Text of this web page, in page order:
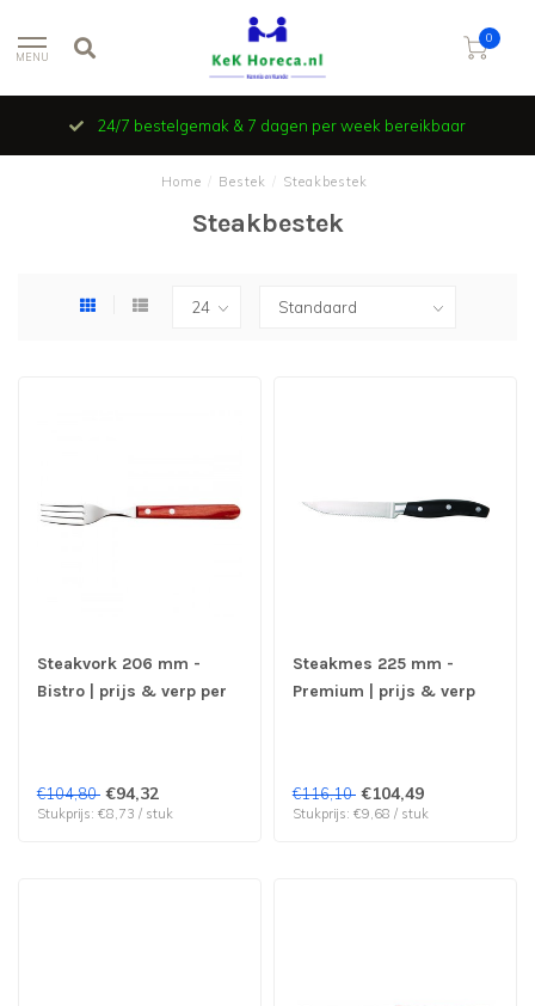
MENU
0
24/7 bestelgemak & 7 dagen per week bereikbaar
Home Bestek Steakbestek
Steakbestek
Steakvork 206 mm -
Bistro | prijs & verp per
€104,80 €94,32
Stukprijs: €8,73 / stuk
Steakmes 225 mm -
Premium | prijs & verp
€116,10 €104,49
Stukprijs: €9,68 / stuk